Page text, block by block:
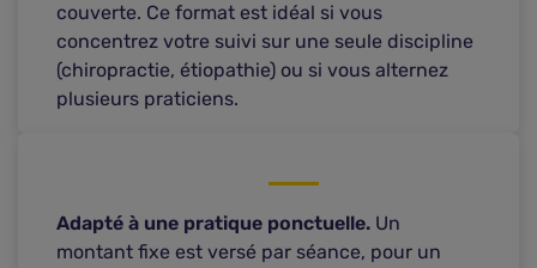
couverte. Ce format est idéal si vous
concentrez votre suivi sur une seule discipline
(chiropractie, étiopathie) ou si vous alternez
plusieurs praticiens.
Adapté à une pratique ponctuelle. Un
montant fixe est versé par séance, pour un